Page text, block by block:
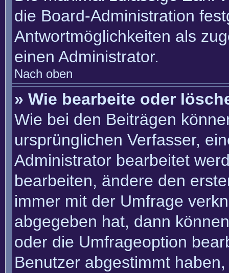
die Board-Administration
Antwortmöglichkeiten als
einen Administrator.
Nach oben
» Wie bearbeite oder
Wie bei den Beiträgen
ursprünglichen Verfasser,
Administrator bearbeitet
bearbeiten, ändere den
immer mit der Umfrage
abgegeben hat, dann
oder die Umfrageoption
Benutzer abgestimmt